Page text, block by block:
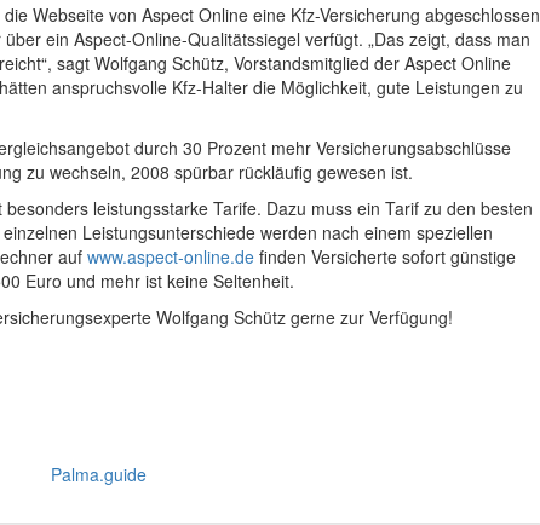
Webseite von Aspect Online eine Kfz-Versicherung abgeschlossen
ein Aspect-Online-Qualitätssiegel verfügt. „Das zeigt, dass man
sagt Wolfgang Schütz, Vorstandsmitglied der Aspect Online
anspruchsvolle Kfz-Halter die Möglichkeit, gute Leistungen zu
durch 30 Prozent mehr Versicherungsabschlüsse
zu wechseln, 2008 spürbar rückläufig gewesen ist.
leistungsstarke Tarife. Dazu muss ein Tarif zu den besten
Leistungsunterschiede werden nach einem speziellen
auf www.aspect-online.de finden Versicherte sofort günstige
Euro und mehr ist keine Seltenheit.
Wolfgang Schütz gerne zur Verfügung!